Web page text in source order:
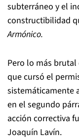
subterráneo y el
constructibilidad
Armónico.
Pero lo más
que cursó el
sistemáticamente
en el segundo
acción correctiva
Joaquín Lavín.